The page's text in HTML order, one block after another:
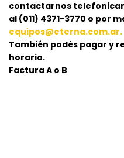
contactarnos
al (011) 4371-3770 o por
equipos@eterna.com.ar.
También podés pagar y
horario.
Factura A o B